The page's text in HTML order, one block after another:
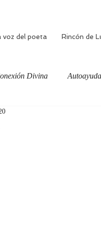
voz del poeta Rincón de
Divina Autoayuda